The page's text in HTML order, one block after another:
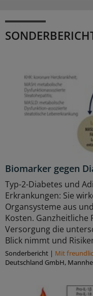
Biomarker gegen
Typ-2-Diabetes und
Erkrankungen: Sie
Organsysteme aus
Kosten. Ganzheitliche
Versorgung die
Blick nimmt und
Sonderbericht | Mit
Deutschland GmbH,